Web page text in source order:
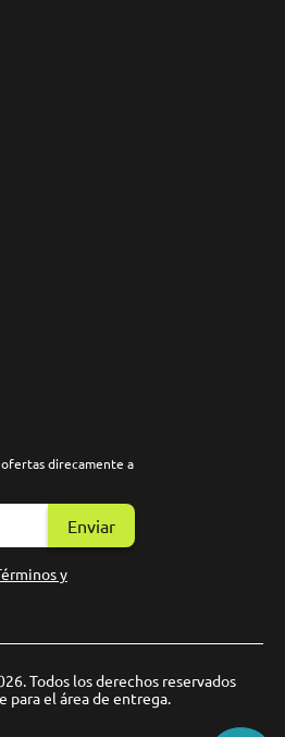
ofertas direcamente a
Enviar
y
Todos los derechos reservados
para el área de entrega.